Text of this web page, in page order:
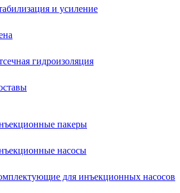
и усиление
гидроизоляция
пакеры
насосы
для инъекционных насосов